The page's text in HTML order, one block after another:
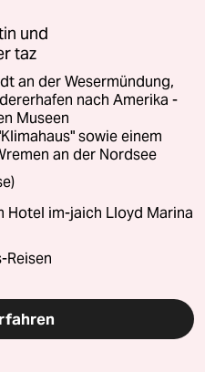
und
taz
an der Wesermündung,
nach Amerika -
Museen
sowie einem
an der Nordsee
Hotel im-jaich Lloyd Marina
Reisen